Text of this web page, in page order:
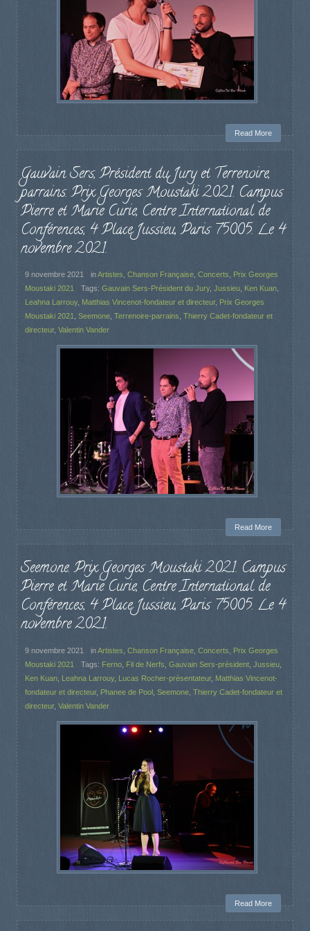
Read More
Gauvain Sers, Président du Jury et Terrenoire,
parrains. Prix Georges Moustaki 2021. Campus
Pierre et Marie Curie, Centre International de
Conférences, 4 Place Jussieu, Paris 75005. Le 4
novembre 2021.
9 novembre 2021 inArtistes Chanson Française Concerts
Prix Georges
Moustaki 2021
Tags: Gauvain Sers-Président du Jury, Jussieu Ken Kuan
Leahna Larrouy, Matthias Vincenot-fondateur et directeur, Prix Georges
Moustaki 2021
Seemone Terrenoire-parrains Thierry Cadet-fondateur et
directeur, Valentin Vander
Read More
Seemone. Prix Georges Moustaki 2021. Campus
Pierre et Marie Curie, Centre International de
Conférences, 4 Place Jussieu, Paris 75005. Le 4
novembre 2021.
9 novembre 2021 inArtistes Chanson Française Concerts
Prix Georges
Moustaki 2021
Tags: Ferno Fil de Nerfs Gauvain Sers-président Jussieu
Ken Kuan Leahna Larrouy, Lucas Rocher-présentateur, Matthias Vincenot-
fondateur et directeur, Phanee de Pool Seemone Thierry Cadet-fondateur et
directeur, Valentin Vander
Read More